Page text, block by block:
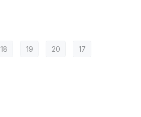
18 19 20 17